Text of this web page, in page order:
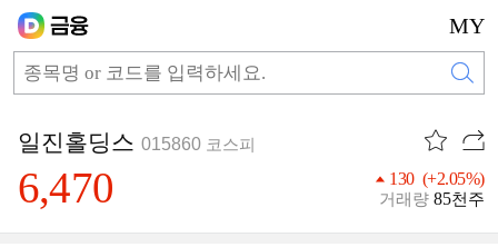
MY
일진홀딩스 015860 코스피
6,470 130 (+2.05%)
거래량 85천주